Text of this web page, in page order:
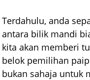
Terdahulu, anda
antara bilik mandi
kita akan memberi
belok pemilihan
bukan sahaja untuk